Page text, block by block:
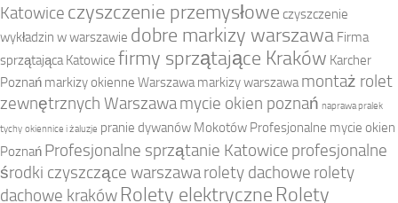
Katowice czyszczenie przemysłowe czyszczenie
wykładzin w warszawie dobre markizy warszawa Firma
sprzątająca Katowice firmy sprzątające Kraków Karcher
Poznań markizy okienne Warszawa markizy warszawa montaż rolet
zewnętrznych Warszawamycie okien poznań naprawa pralek
tychy okiennice i żaluzje pranie dywanów Mokotów Profesjonalne mycie okien
Poznań Profesjonalne sprzątanie Katowice profesjonalne
środki czyszczące warszawarolety dachowe rolety
dachowe kraków Rolety elektryczne Rolety